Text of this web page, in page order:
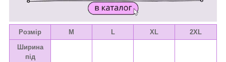
Розмір M L XL
2XL
Ширина
під